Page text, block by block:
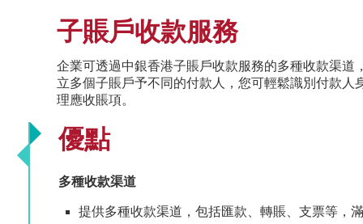
子賬戶收款服務
企業可透過中銀香港子賬戶收款服務的多種收款渠道
立多個子賬戶予不同的付款人，您可輕鬆識別付款人
理應收賬項。
優點
多種收款渠道
提供多種收款渠道，包括匯款、轉賬、支票等，